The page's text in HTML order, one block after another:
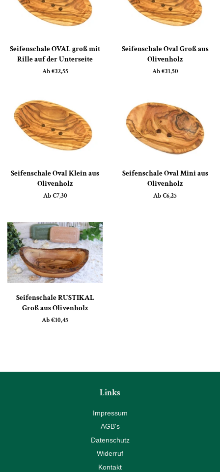
Seifenschale OVAL groß mit
Rille auf der Unterseite
Ab €12,55
Seifenschale Oval Groß aus
Olivenholz
Ab €11,50
Seifenschale Oval Klein aus
Olivenholz
Ab €7,30
Seifenschale Oval Mini aus
Olivenholz
Ab €6,25
Seifenschale RUSTIKAL
Groß aus Olivenholz
Ab €10,45
Links
Impressum
AGB's
Datenschutz
Widerruf
Kontakt